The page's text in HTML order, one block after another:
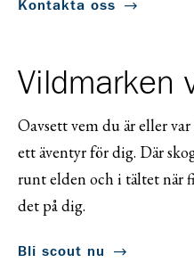
Kontakta oss
Vildmarken
Oavsett vem du är eller
ett äventyr för dig. Där
runt elden och i tältet när
det på dig.
Bli scout nu